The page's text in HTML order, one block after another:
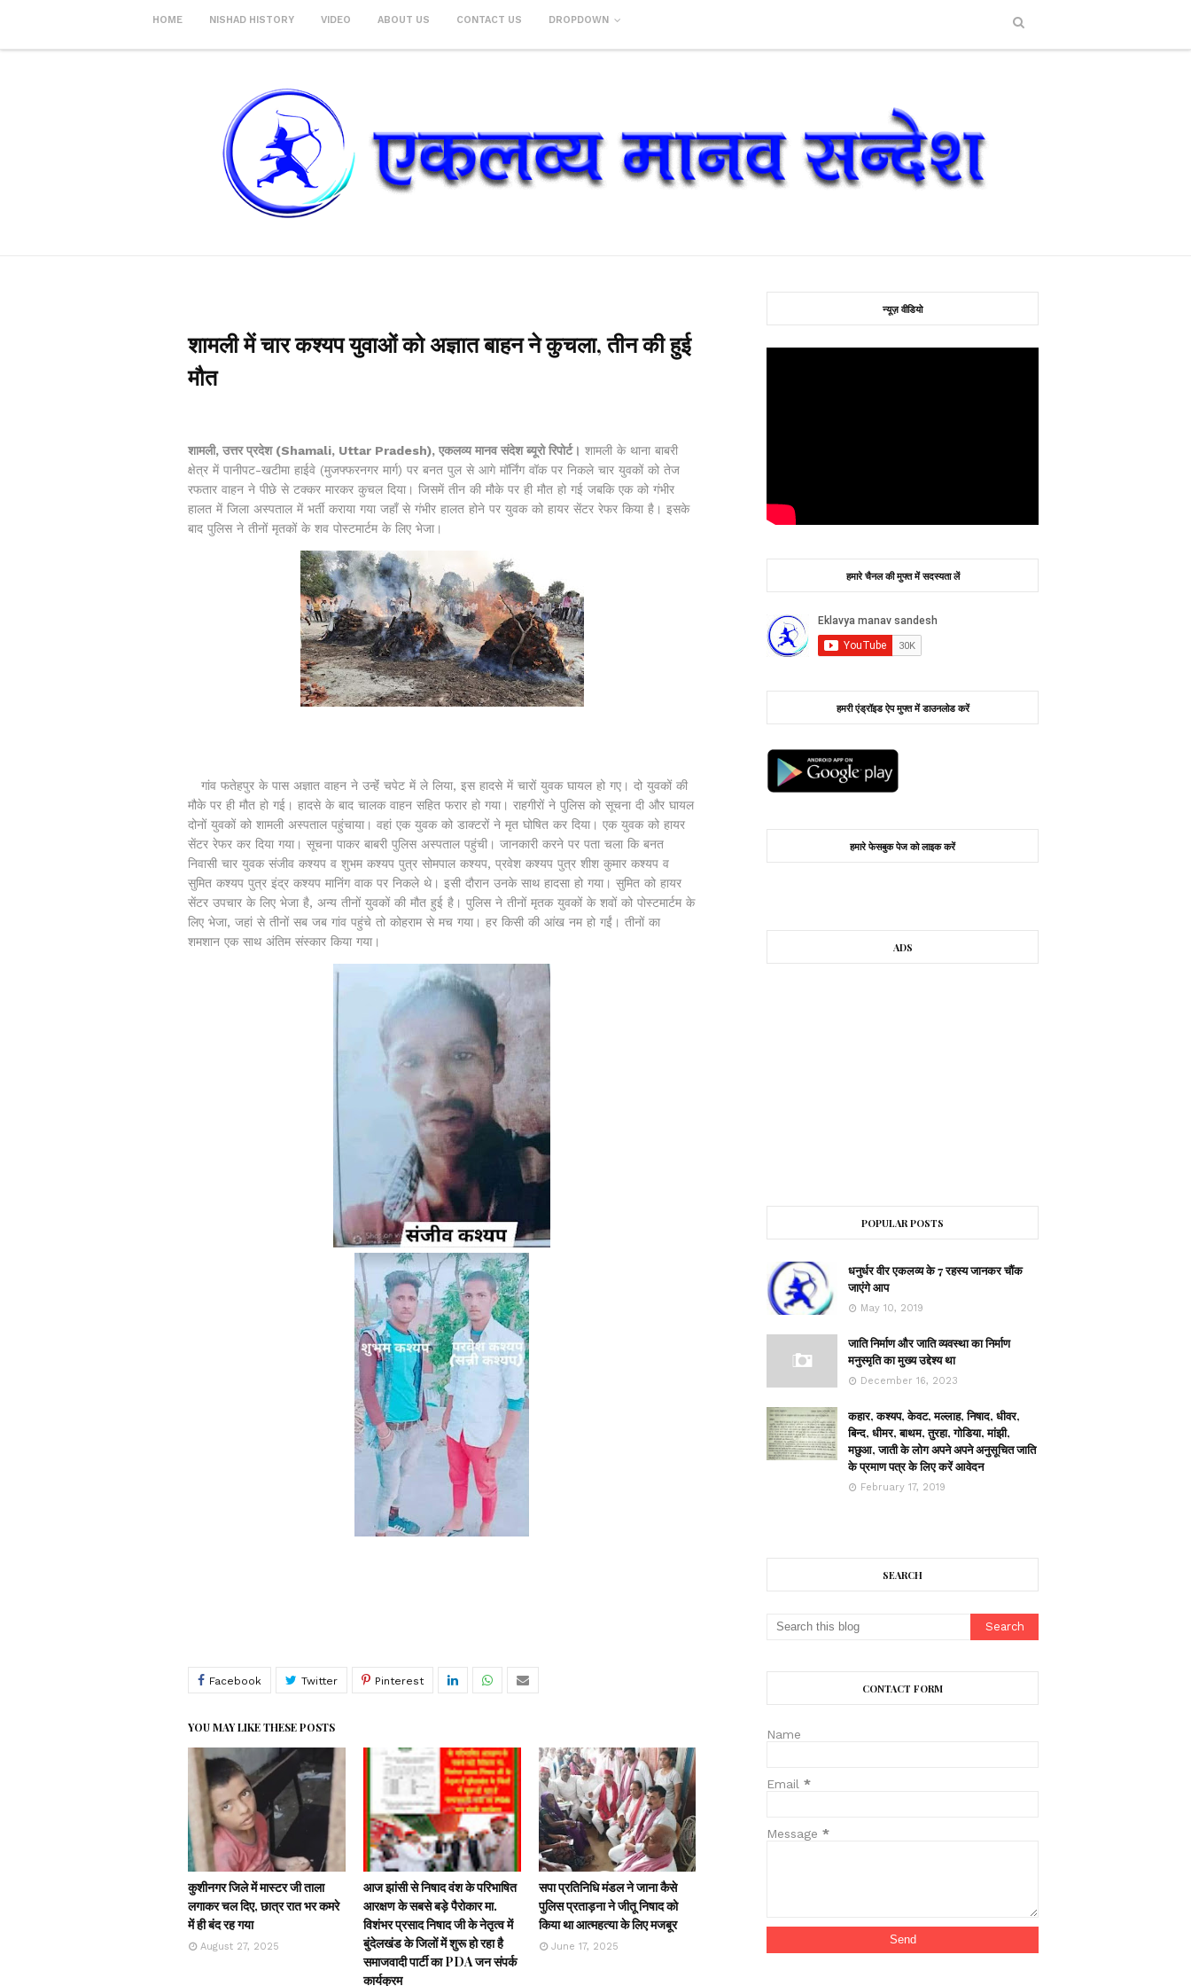
HOME NISHAD HISTORY VIDEO ABOUT US CONTACT US DROPDOWN
शामली में चार कश्यप युवाओं को अज्ञात बाहन ने कुचला, तीन की हुई
मौत
शामली, उत्तर प्रदेश (Shamali, Uttar Pradesh), एकलव्य मानव संदेश ब्यूरो रिपोर्ट। शामली के थाना बाबरी
क्षेत्र में पानीपट-खटीमा हाईवे (मुजफ्फरनगर मार्ग) पर बनत पुल से आगे मॉर्निंग वॉक पर निकले चार युवकों को तेज
रफतार वाहन ने पीछे से टक्कर मारकर कुचल दिया। जिसमें तीन की मौके पर ही मौत हो गई जबकि एक को गंभीर
हालत में जिला अस्पताल में भर्ती कराया गया जहाँ से गंभीर हालत होने पर युवक को हायर सेंटर रेफर किया है। इसके
बाद पुलिस ने तीनों मृतकों के शव पोस्टमार्टम के लिए भेजा।
गांव फतेहपुर के पास अज्ञात वाहन ने उन्हेंं चपेट में ले लिया, इस हादसे में चारों युवक घायल हो गए। दो युवकों की
मौके पर ही मौत हो गई। हादसे के बाद चालक वाहन सहित फरार हो गया। राहगीरों ने पुलिस को सूचना दी और घायल
दोनों युवकों को शामली अस्पताल पहुंचाया। वहां एक युवक को डाक्टरों ने मृत घोषित कर दिया। एक युवक को हायर
सेंटर रेफर कर दिया गया। सूचना पाकर बाबरी पुलिस अस्पताल पहुंची। जानकारी करने पर पता चला कि बनत
निवासी चार युवक संजीव कश्यप व शुभम कश्यप पुत्र सोमपाल कश्यप, प्रवेश कश्यप पुत्र शीश कुमार कश्यप व
सुमित कश्यप पुत्र इंद्र कश्यप मानिंग वाक पर निकले थे। इसी दौरान उनके साथ हादसा हो गया। सुमित को हायर
सेंटर उपचार के लिए भेजा है, अन्य तीनों युवकों की मौत हुई है। पुलिस ने तीनों मृतक युवकों के शवों को पोस्टमार्टम के
लिए भेजा, जहां से तीनों सब जब गांव पहुंचे तो कोहराम से मच गया। हर किसी की आंख नम हो गईं। तीनों का
शमशान एक साथ अंतिम संस्कार किया गया।
YOU MAY LIKE THESE POSTS
कुशीनगर जिले में मास्टर जी ताला
लगाकर चल दिए, छात्र रात भर कमरे
में ही बंद रह गया
August 27, 2025
आज झांसी से निषाद वंश के परिभाषित
आरक्षण के सबसे बड़े पैरोकार मा.
विशंभर प्रसाद निषाद जी के नेतृत्व में
बुंदेलखंड के जिलों में शुरू हो रहा है
समाजवादी पार्टी का PDA जन संपर्क
कार्यक्रम
सपा प्रतिनिधि मंडल ने जाना कैसे
पुलिस प्रताड़ना ने जीतू निषाद को
किया था आत्महत्या के लिए मजबूर
June 17, 2025
न्यूज़ वीडियो
हमारे चैनल की मुफ्त में सदस्यता लें
हमरी एंड्रॉइड ऐप मुफ्त में डाउनलोड करें
हमारे फेसबुक पेज को लाइक करें
ADS
POPULAR POSTS
धनुर्धर वीर एकलव्य के 7 रहस्य जानकर चौंक
जाएंगे आप
May 10, 2019
जाति निर्माण और जाति व्यवस्था का निर्माण
मनुस्मृति का मुख्य उद्देश्य था
December 16, 2023
कहार, कश्यप, केवट, मल्लाह, निषाद, धीवर,
बिन्द, धीमर, बाथम, तुरहा, गोडिया, मांझी,
मछुआ, जाती के लोग अपने अपने अनुसूचित जाति
के प्रमाण पत्र के लिए करें आवेदन
February 17, 2019
SEARCH
CONTACT FORM
Name
Email*
Message*